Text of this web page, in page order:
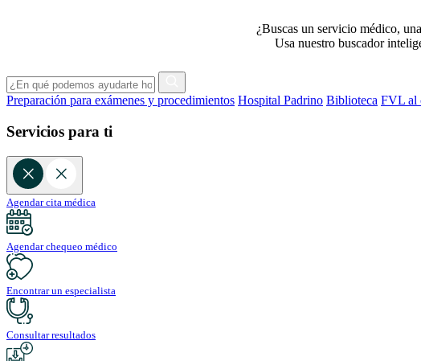
¿Buscas un servicio médico,
Usa nuestro buscador
Preparación para exámenes y procedimientos Hospital Padrino Biblioteca FVL al
Servicios para ti
Agendar cita médica
Agendar chequeo médico
Encontrar un especialista
Consultar resultados